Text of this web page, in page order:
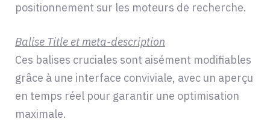
positionnement sur les moteurs de recherche.
Balise Title et meta-description
Ces balises cruciales sont aisément modifiables
grâce à une interface conviviale, avec un aperçu
en temps réel pour garantir une optimisation
maximale.